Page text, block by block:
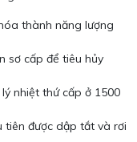
thành năng lượng
sơ cấp để tiêu hủy
nhiệt thứ cấp ở 1500
tiên được dập tắt và rơi